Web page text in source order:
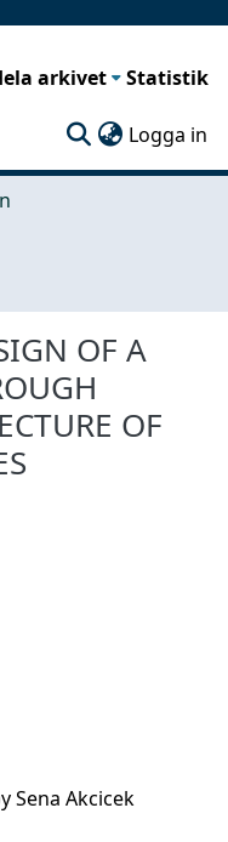
arkivet Statistik
Logga in
OF A
OF
Sena Akcicek